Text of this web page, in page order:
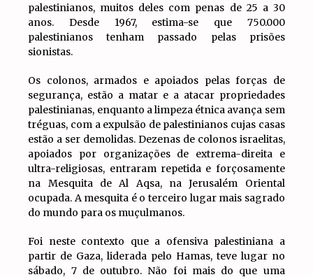
palestinianos, muitos deles com penas de 25 a 30
anos. Desde 1967, estima-se que 750.000
palestinianos tenham passado pelas prisões
sionistas.
Os colonos, armados e apoiados pelas forças de
segurança, estão a matar e a atacar propriedades
palestinianas, enquanto a limpeza étnica avança sem
tréguas, com a expulsão de palestinianos cujas casas
estão a ser demolidas. Dezenas de colonos israelitas,
apoiados por organizações de extrema-direita e
ultra-religiosas, entraram repetida e forçosamente
na Mesquita de Al Aqsa, na Jerusalém Oriental
ocupada. A mesquita é o terceiro lugar mais sagrado
do mundo para os muçulmanos.
Foi neste contexto que a ofensiva palestiniana a
partir de Gaza, liderada pelo Hamas, teve lugar no
sábado, 7 de outubro. Não foi mais do que uma